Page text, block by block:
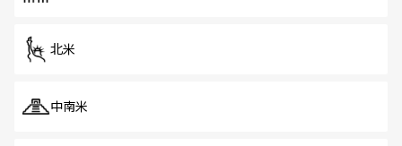
北米
中南米